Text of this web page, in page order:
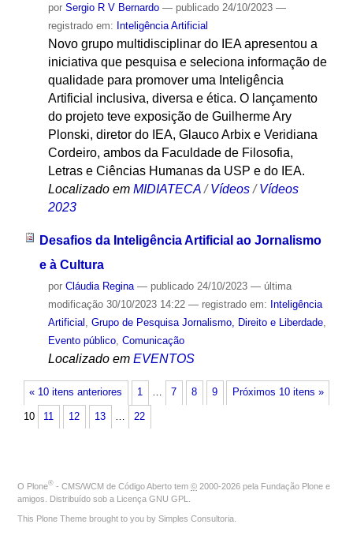
por Sergio R V Bernardo — publicado24/10/2023 —
registrado em: Inteligência Artificial
Novo grupo multidisciplinar do IEA apresentou a
iniciativa que pesquisa e seleciona informação de
qualidade para promover uma Inteligência
Artificial inclusiva, diversa e ética. O lançamento
do projeto teve exposição de Guilherme Ary
Plonski, diretor do IEA, Glauco Arbix e Veridiana
Cordeiro, ambos da Faculdade de Filosofia,
Letras e Ciências Humanas da USP e do IEA.
Localizado em MIDIATECA /Vídeos /Vídeos
2023
Desafios da Inteligência Artificial ao Jornalismo
e à Cultura
por Cláudia Regina — publicado24/10/2023 — última
modificação30/10/2023 14:22 — registrado em: Inteligência
Artificial , Grupo de Pesquisa Jornalismo, Direito e Liberdade,
Evento público, Comunicação
Localizado em EVENTOS
« 10 itens anteriores Próximos 10 itens »
1 … 7 8 9
10 11 12 13 … 22
O Plone® - CMS/WCM de Código Aberto tem © 2000-2026 pela Fundação Plone e
amigos. Distribuído sob a Licença GNU GPL
This Plone Theme brought to you by Simples Consultoria